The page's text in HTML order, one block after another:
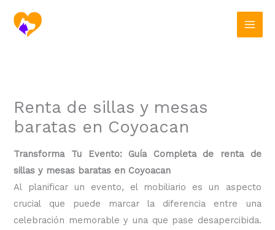
contenido
Renta de sillas y mesas
baratas en Coyoacan
Transforma Tu Evento: Guía Completa de renta de
sillas y mesas baratas en Coyoacan
Al planificar un evento, el mobiliario es un aspecto
crucial que puede marcar la diferencia entre una
celebración memorable y una que pase desapercibida.